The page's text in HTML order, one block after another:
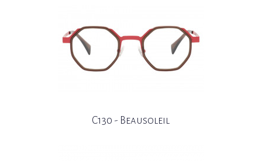
C130 - Beausoleil